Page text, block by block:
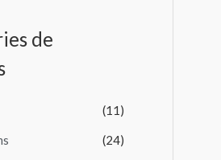
de
(11)
(24)